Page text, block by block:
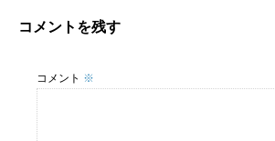
コメントを残す
コメント ※